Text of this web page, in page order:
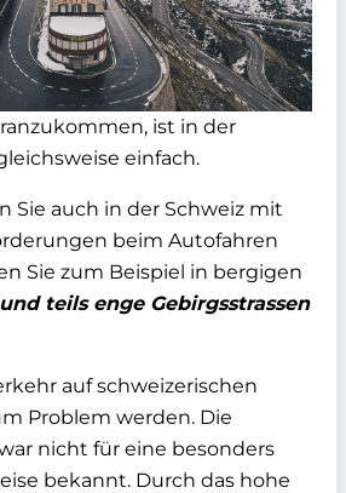
ist in der
einfach.
Sie auch in der Schweiz mit
beim Autofahren
Sie zum Beispiel in bergigen
teils enge Gebirgsstrassen
auf schweizerischen
Problem werden. Die
nicht für eine besonders
bekannt. Durch das hohe